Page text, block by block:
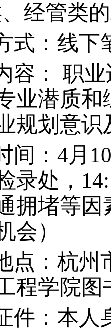
、经管类
式：线下
容： 职
业潜质
规划意识
间： 4月
录处，
拥堵等
会）
点：杭州
程学院图
件：本人